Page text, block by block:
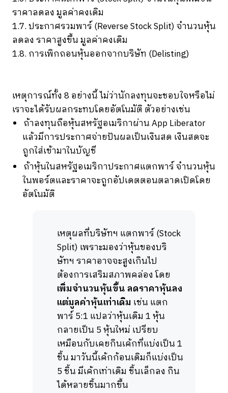
ราคาลดลง มูลค่าคงเดิม
1.7. ประกาศรวมพาร์ (Reverse Stock Split) จำนวนหุ้น
ลดลง ราคาสูงขึ้น มูลค่าคงเดิม
1.8. การเพิกถอนหุ้นออกจากบริษัท (Delisting)
เหตุการณ์ทั้ง 8 อย่างนี้ ไม่ว่านักลงทุนจะชอบใจหรือไม่
เราจะได้รับผลกระทบโดยอัตโนมัติ ตัวอย่างเช่น
ถ้าลงทุนถือหุ้นสหรัฐอเมริกาผ่าน App Liberator
แล้วมีการประกาศจ่ายปันผลเป็นเงินสด เงินสดจะ
ถูกใส่เข้ามาในบัญชี
ถ้าหุ้นในสหรัฐอเมริกาประกาศแตกพาร์ จำนวนหุ้น
ในพอร์ตและราคาจะถูกอัปเดตตอนตลาดเปิดโดย
อัตโนมัติ
เหตุผลที่บริษัทฯ แตกพาร์ (Stock
Split) เพราะมองว่าหุ้นของบริ
ษัทฯ ราคาอาจจะสูงเกินไป
ต้องการเสริมสภาพคล่อง โดย
เพิ่มจำนวนหุ้นขึ้น ลดราคาหุ้นลง
แต่มูลค่าหุ้นเท่าเดิม เช่น แตก
พาร์ 5:1 แปลว่าหุ้นเดิม 1 หุ้น
กลายเป็น 5 หุ้นใหม่ เปรียบ
เหมือนกับเคยกินเค้กที่แบ่งเป็น 1
ชิ้น มาวันนี้เค้กก้อนเดิมก็แบ่งเป็น
5 ชิ้น มีเค้กเท่าเดิม ชิ้นเล็กลง กิน
ได้หลายชิ้นมากขึ้น